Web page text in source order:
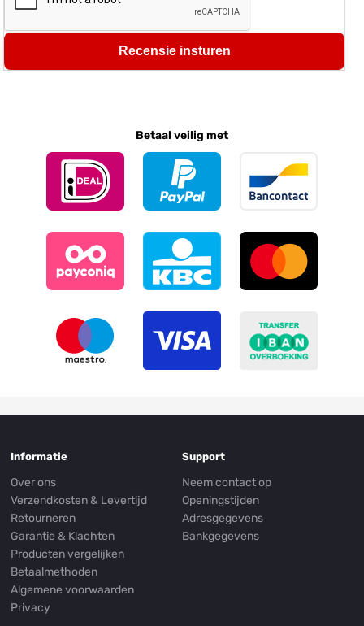
Recensie insturen
Betaal veilig met
Informatie
Over ons
Verzendkosten & Levertijd
Retourneren
Garantie & Klachten
Producten vergelijken
Betaalmethoden
Algemene voorwaarden
Privacy
Support
Neem contact op
Openingstijden
Adresgegevens
Bankgegevens